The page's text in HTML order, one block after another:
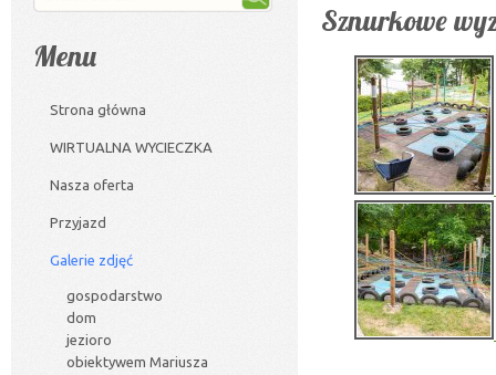
Sznurkowe
Menu
Strona główna
WIRTUALNA WYCIECZKA
Nasza oferta
Przyjazd
Galerie zdjęć
gospodarstwo
dom
jezioro
obiektywem Mariusza